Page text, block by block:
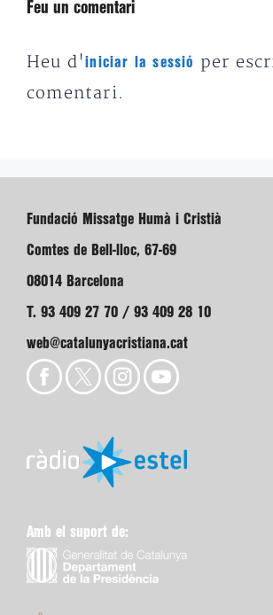
Feu un comentari
Heu d'iniciar la sessió
per
comentari.
Fundació Missatge Humà i Cristià
Comtes de Bell-lloc, 67-69
08014 Barcelona
T. 93 409 27 70 / 93 409 28 10
web@catalunyacristiana.cat
Amb el suport de: